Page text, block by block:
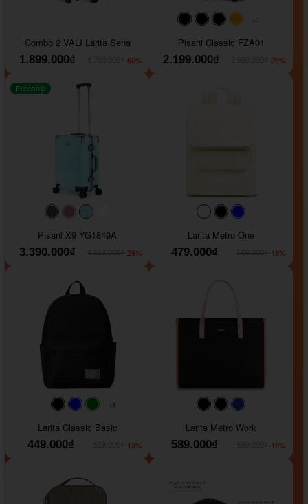
Combo 2 VALI Larita Sena
1.899.000₫
-60%
#000000#000000#000000
+1
Pisani Classic FZA01
2.199.000₫
-26%
#40454a#b76e79
Freeship
Pisani X9 YG1849A
3.390.000₫
-26%
#faf0e6#000000
Larita Metro One
479.000₫
-19%
#faf0e6#000000#0000FF
+1
Larita Classic Basic
449.000₫
-13%
#000000#000000
Larita Metro Work
589.000₫
-16%